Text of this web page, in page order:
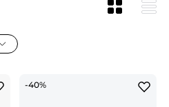
-40%